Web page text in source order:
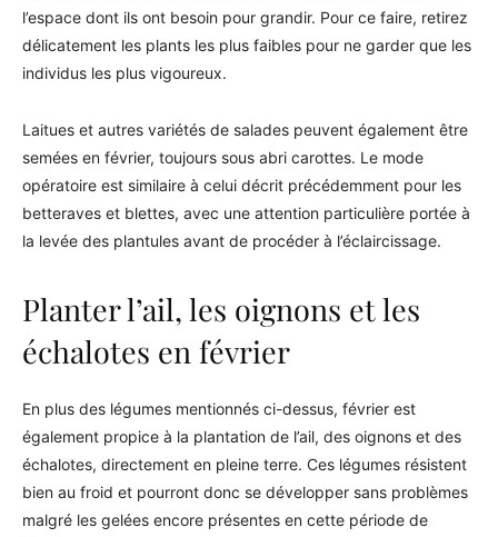
l’espace dont ils ont besoin pour grandir. Pour ce faire, retirez
délicatement les plants les plus faibles pour ne garder que les
individus les plus vigoureux.
Laitues et autres variétés de salades peuvent également être
semées en février, toujours sous abri carottes. Le mode
opératoire est similaire à celui décrit précédemment pour les
betteraves et blettes, avec une attention particulière portée à
la levée des plantules avant de procéder à l’éclaircissage.
Planter l’ail, les oignons et les
échalotes en février
En plus des légumes mentionnés ci-dessus, février est
également propice à la plantation de l’ail, des oignons et des
échalotes, directement en pleine terre. Ces légumes résistent
bien au froid et pourront donc se développer sans problèmes
malgré les gelées encore présentes en cette période de